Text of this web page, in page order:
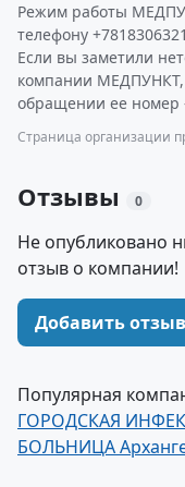
Режим работы
телефону
Если вы заметили
компании МЕДПУНКТ,
обращении ее номер
Страница организации
Отзывы 0
Не опубликовано
отзыв о компании!
Добавить отзыв
Популярная
ГОРОДСКАЯ
БОЛЬНИЦА